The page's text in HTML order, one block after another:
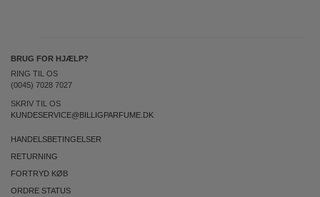
BRUG FOR HJÆLP?
RING TIL OS
(0045) 7028 7027
SKRIV TIL OS
KUNDESERVICE@BILLIGPARFUME.DK
HANDELSBETINGELSER
RETURNING
FORTRYD KØB
ORDRE STATUS